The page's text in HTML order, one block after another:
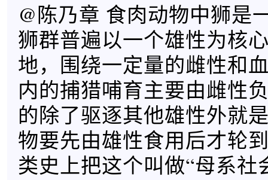
@陈乃章 食肉动物中狮是
狮群普遍以一个雄性为核
地，围绕一定量的雌性和
内的捕猎哺育主要由雌性
的除了驱逐其他雄性外就
物要先由雄性食用后才轮
类史上把这个叫做“母系社